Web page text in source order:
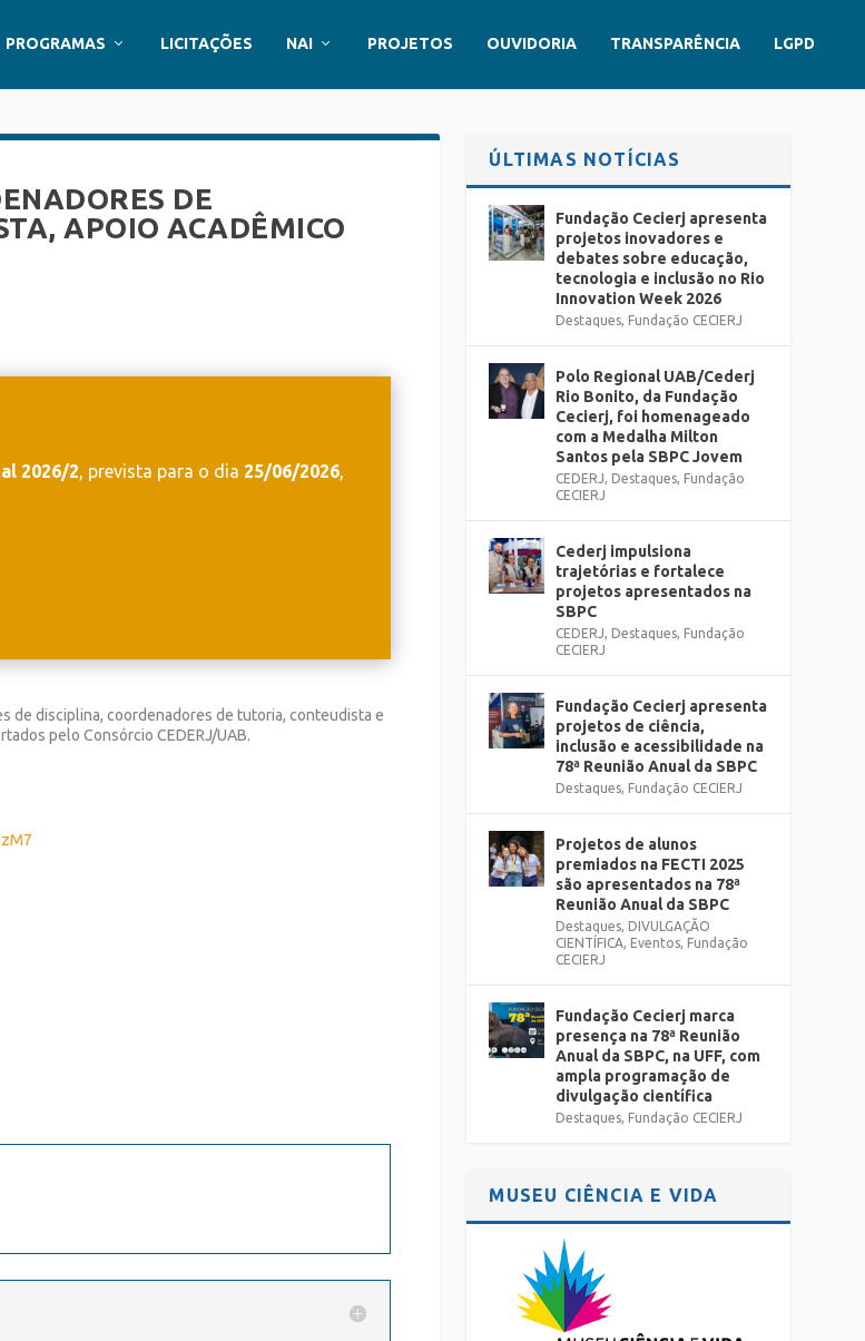
PROGRAMAS LICITAÇÕES NAI PROJETOS OUVIDORIA TRANSPARÊNCIA LGPD
DE
APOIO ACADÊMICO
2026/2, prevista para o dia 25/06/2026,
de disciplina, coordenadores de tutoria, conteudista e
pelo Consórcio CEDERJ/UAB.
ÚLTIMAS NOTÍCIAS
Fundação Cecierj apresenta
projetos inovadores e
debates sobre educação,
tecnologia e inclusão no Rio
Innovation Week 2026
Destaques, Fundação CECIERJ
Polo Regional UAB/Cederj
Rio Bonito, da Fundação
Cecierj, foi homenageado
com a Medalha Milton
Santos pela SBPC Jovem
CEDERJ, Destaques, Fundação
CECIERJ
Cederj impulsiona
trajetórias e fortalece
projetos apresentados na
SBPC
CEDERJ, Destaques, Fundação
CECIERJ
Fundação Cecierj apresenta
projetos de ciência,
inclusão e acessibilidade na
78ª Reunião Anual da SBPC
Destaques, Fundação CECIERJ
Projetos de alunos
premiados na FECTI 2025
são apresentados na 78ª
Reunião Anual da SBPC
Destaques, DIVULGAÇÃO
CIENTÍFICA, Eventos, Fundação
CECIERJ
Fundação Cecierj marca
presença na 78ª Reunião
Anual da SBPC, na UFF, com
ampla programação de
divulgação científica
Destaques, Fundação CECIERJ
MUSEU CIÊNCIA E VIDA